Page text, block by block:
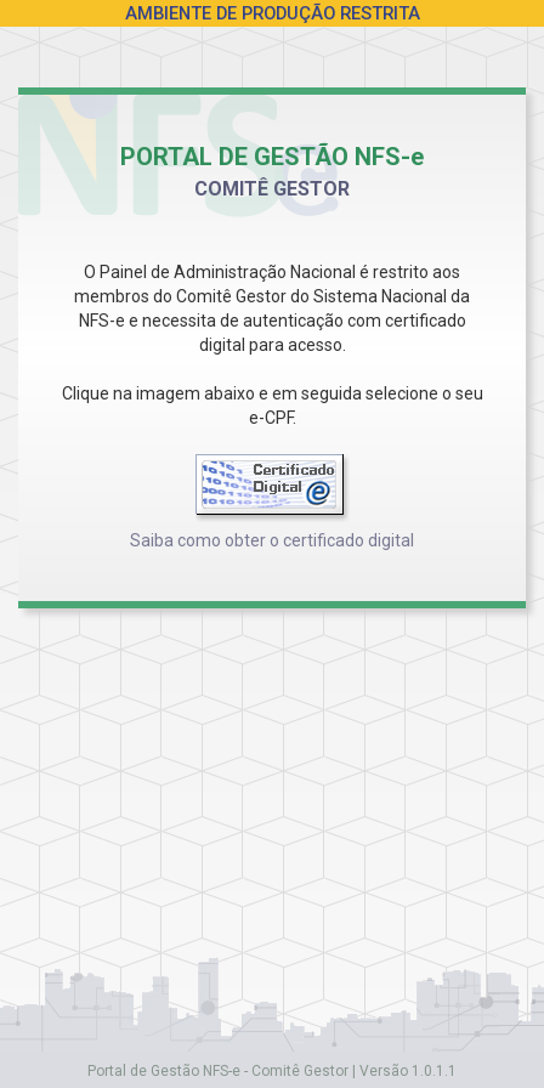
AMBIENTE DE PRODUÇÃO RESTRITA
PORTAL DE GESTÃO NFS-e
COMITÊ GESTOR
O Painel de Administração Nacional é restrito aos
membros do Comitê Gestor do Sistema Nacional da
NFS-e e necessita de autenticação com certificado
digital para acesso.
Clique na imagem abaixo e em seguida selecione o seu
e-CPF.
Saiba como obter o certificado digital
Portal de Gestão NFS-e - Comitê Gestor | Versão 1.0.1.1